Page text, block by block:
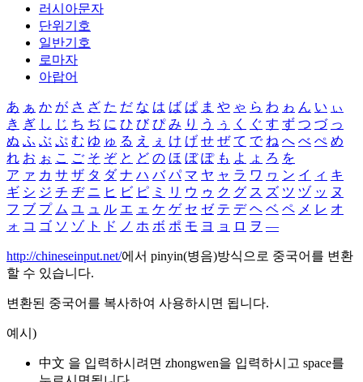
러시아문자
단위기호
일반기호
로마자
아랍어
あ ぁ か が さ ざ た だ な は ば ぱ ま や ゃ ら わ ゎ ん い ぃ
き ぎ し じ ち ぢ に ひ び ぴ み り う ぅ く ぐ す ず つ づ っ
ぬ ふ ぶ ぷ む ゆ ゅ る え ぇ け げ せ ぜ て で ね へ べ ぺ め
れ お ぉ こ ご そ ぞ と ど の ほ ぼ ぽ も よ ょ ろ を
ア ァ カ サ ザ タ ダ ナ ハ バ パ マ ヤ ャ ラ ワ ヮ ン イ ィ キ
ギ シ ジ チ ヂ ニ ヒ ビ ピ ミ リ ウ ゥ ク グ ス ズ ツ ヅ ッ ヌ
フ ブ プ ム ユ ュ ル エ ェ ケ ゲ セ ゼ テ デ ヘ ベ ペ メ レ オ
ォ コ ゴ ソ ゾ ト ド ノ ホ ボ ポ モ ヨ ョ ロ ヲ ―
http://chineseinput.net/에서 pinyin(병음)방식으로 중국어를 변환
할 수 있습니다.
변환된 중국어를 복사하여 사용하시면 됩니다.
예시)
中文 을 입력하시려면 zhongwen을 입력하시고 space를